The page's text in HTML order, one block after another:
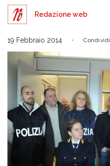
Redazione web
19 Febbraio 2014 Condividi